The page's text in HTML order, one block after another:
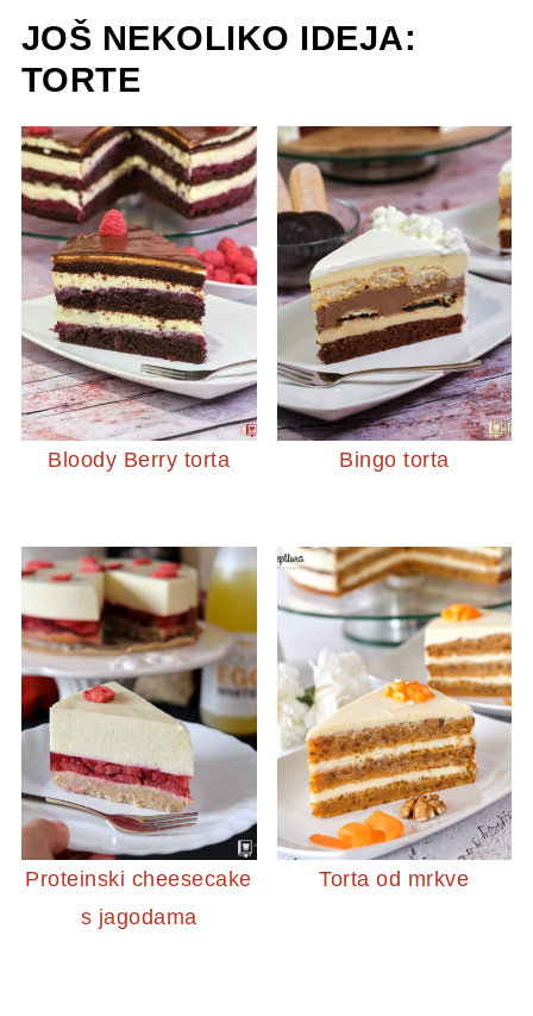
JOŠ NEKOLIKO IDEJA:
TORTE
Bloody Berry torta Bingo torta
Proteinski cheesecake
s jagodama
Torta od mrkve